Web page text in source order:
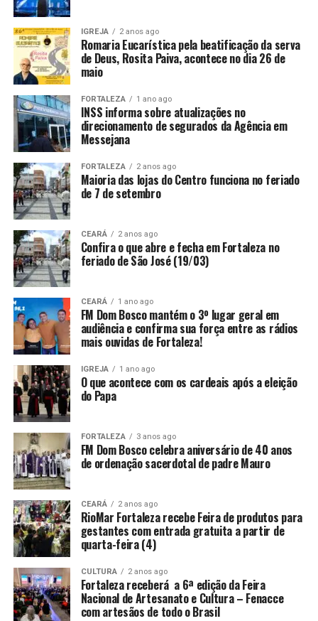
IGREJA 2 anos ago
Romaria Eucarística pela beatificação da serva
de Deus, Rosita Paiva, acontece no dia 26 de
maio
FORTALEZA 1 ano ago
INSS informa sobre atualizações no
direcionamento de segurados da Agência em
Messejana
FORTALEZA 2 anos ago
Maioria das lojas do Centro funciona no feriado
de 7 de setembro
CEARÁ 2 anos ago
Confira o que abre e fecha em Fortaleza no
feriado de São José (19/03)
CEARÁ 1 ano ago
FM Dom Bosco mantém o 3º lugar geral em
audiência e confirma sua força entre as rádios
mais ouvidas de Fortaleza!
IGREJA 1 ano ago
O que acontece com os cardeais após a eleição
do Papa
FORTALEZA 3 anos ago
FM Dom Bosco celebra aniversário de 40 anos
de ordenação sacerdotal de padre Mauro
CEARÁ 2 anos ago
RioMar Fortaleza recebe Feira de produtos para
gestantes com entrada gratuita a partir de
quarta-feira (4)
CULTURA 2 anos ago
Fortaleza receberá a 6ª edição da Feira
Nacional de Artesanato e Cultura – Fenacce
com artesãos de todo o Brasil